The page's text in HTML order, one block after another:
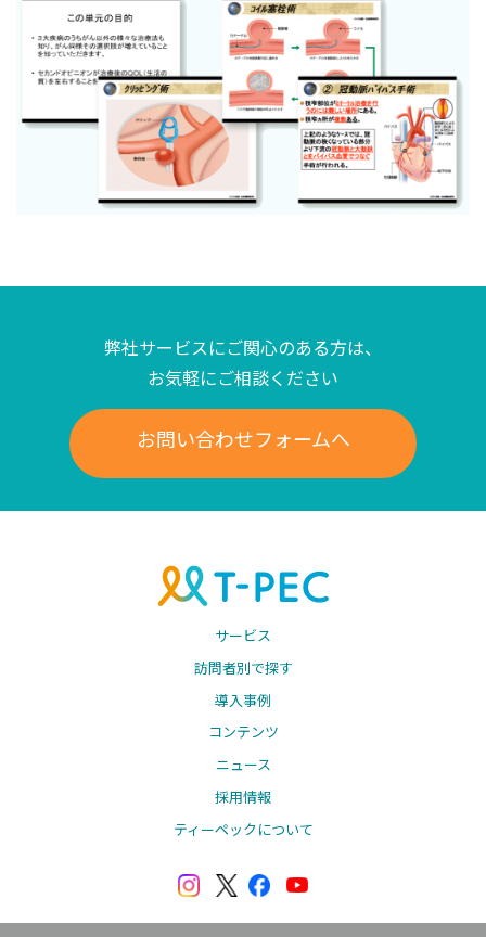
弊社サービスにご関心のある方は、
お気軽にご相談ください
お問い合わせフォームへ
サービス
訪問者別で探す
導入事例
コンテンツ
ニュース
採用情報
ティーペックについて